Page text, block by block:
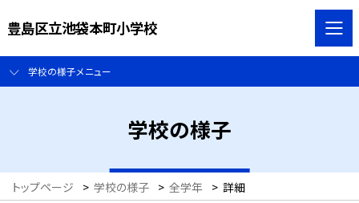
豊島区立池袋本町小学校
学校の様子メニュー
学校の様子
トップページ > 学校の様子 > 全学年 > 詳細